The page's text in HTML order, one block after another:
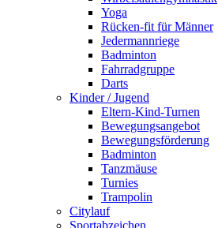
Yoga
Rücken-fit für Männer
Jedermannriege
Badminton
Fahrradgruppe
Darts
Kinder / Jugend
Eltern-Kind-Turnen
Bewegungsangebot
Bewegungsförderung
Badminton
Tanzmäuse
Turnies
Trampolin
Citylauf
Sportabzeichen